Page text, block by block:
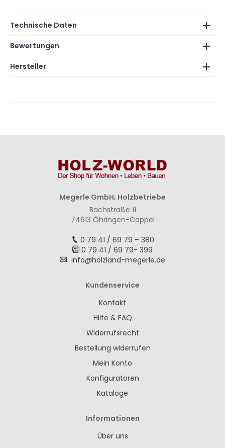
Technische Daten
Bewertungen
Hersteller
Megerle GmbH; Holzbetriebe
Bachstraße 11
74613 Öhringen-Cappel
0 79 41 / 69 79 – 380
0 79 41 / 69 79- 399
info@holzland-megerle.de
Kundenservice
Kontakt
Hilfe & FAQ
Widerrufsrecht
Bestellung widerrufen
Mein Konto
Konfiguratoren
Kataloge
Informationen
Über uns